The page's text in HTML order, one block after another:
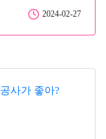
2024-02-27
사가 좋아?